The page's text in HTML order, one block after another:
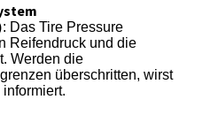
: Das Tire Pressure
Reifendruck und die
Werden die
überschritten, wirst